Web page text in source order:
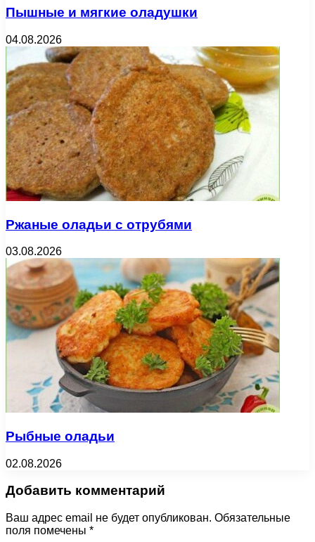
Пышные и мягкие оладушки
04.08.2026
Ржаные оладьи с отрубями
03.08.2026
Рыбные оладьи
02.08.2026
Добавить комментарий
Ваш адрес email не будет опубликован. Обязательные
поля помечены *